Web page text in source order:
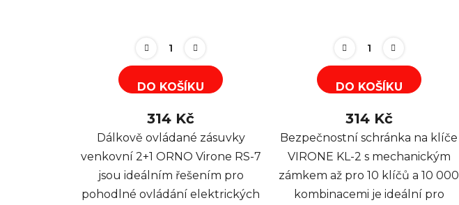
DO KOŠÍKU
314 Kč
Dálkově ovládané zásuvky
venkovní 2+1 ORNO Virone RS-7
jsou ideálním řešením pro
pohodlné ovládání elektrických
DO KOŠÍKU
314 Kč
Bezpečnostní schránka na klíče
VIRONE KL-2 s mechanickým
zámkem až pro 10 klíčů a 10 000
kombinacemi je ideální pro